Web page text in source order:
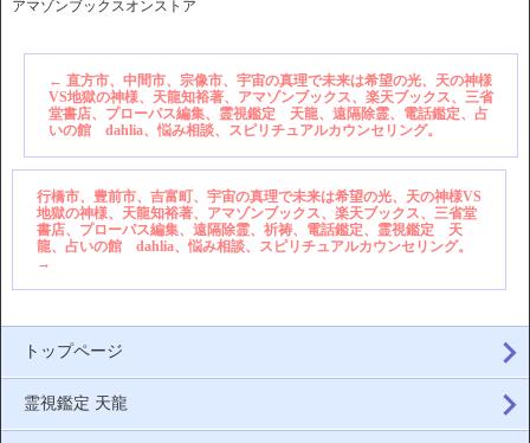
アマゾンブックスオンストア
← 直方市、中間市、宗像市、宇宙の真理で未来は希望の光、天の神様
VS地獄の神様、天龍知裕著、アマゾンブックス、楽天ブックス、三省
堂書店、プローパス編集、霊視鑑定 天龍、遠隔除霊、電話鑑定、占
いの館 dahlia、悩み相談、スピリチュアルカウンセリング。
行橋市、豊前市、吉富町、宇宙の真理で未来は希望の光、天の神様VS
地獄の神様、天龍知裕著、アマゾンブックス、楽天ブックス、三省堂
書店、プローパス編集、遠隔除霊、祈祷、電話鑑定、霊視鑑定 天
龍、占いの館 dahlia、悩み相談、スピリチュアルカウンセリング。
→
トップページ
霊視鑑定 天龍